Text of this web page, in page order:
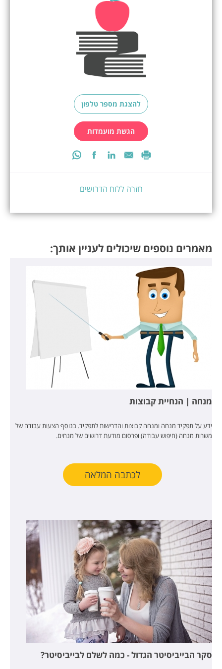
להצגת מספר טלפון
הגשת מועמדות
חזרה ללוח הדרושים
מאמרים נוספים שיכולים לעניין אותך:
מנחה | הנחיית קבוצות
ידע על תפקיד מנחה ומנחה קבוצות והדרישות לתפקיד. בנוסף הצעות עבודה של
משרות מנחה (חיפוש עבודה) ופרסום מודעת דרושים של מנחים.
לכתבה המלאה
סקר הבייביסיטר הגדול - כמה לשלם לבייביסיטר?